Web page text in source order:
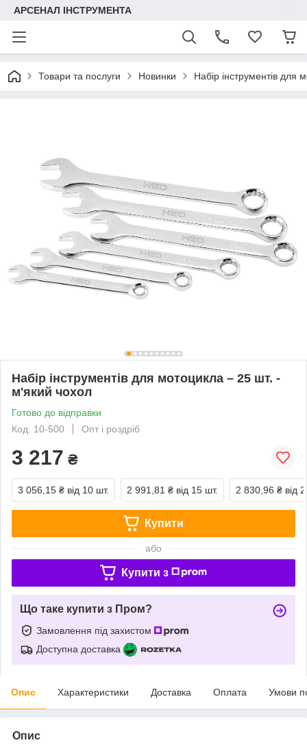
АРСЕНАЛ ІНСТРУМЕНТА
Товари та послуги Новинки Набір інструментів
Набір інструментів для мотоцикла – 25 шт. -
м'який чохол
Готово до відправки
Код: 10-500
Опт і роздріб
3 217 ₴
3 056,15 ₴ від 10 шт. 2 991,81 ₴ від 15 шт. 2 830,96 ₴ від
Купити
або
Купити з
Що таке купити з Пром?
Замовлення під захистом
Доступна доставка
Опис Характеристики Доставка Оплата Умови
Опис